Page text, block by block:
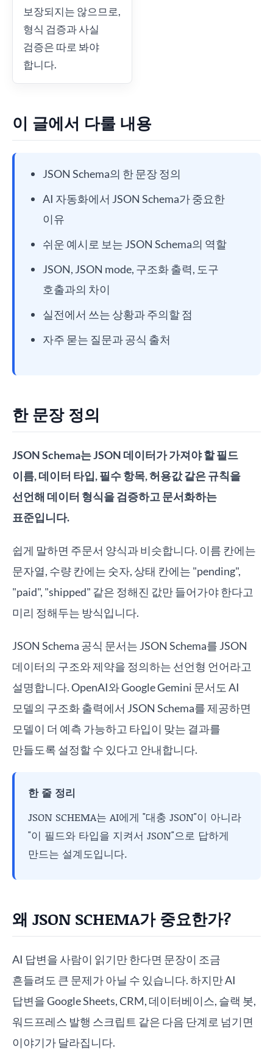
보장되지는 않으므로,
형식 검증과 사실
검증은 따로 봐야
합니다.
이 글에서 다룰 내용
JSON Schema의 한 문장 정의
AI 자동화에서 JSON Schema가 중요한
이유
쉬운 예시로 보는 JSON Schema의 역할
JSON, JSON mode, 구조화 출력, 도구
호출과의 차이
실전에서 쓰는 상황과 주의할 점
자주 묻는 질문과 공식 출처
한 문장 정의
JSON Schema는 JSON 데이터가 가져야 할 필드
이름, 데이터 타입, 필수 항목, 허용값 같은 규칙을
선언해 데이터 형식을 검증하고 문서화하는
표준입니다.
쉽게 말하면 주문서 양식과 비슷합니다. 이름 칸에는
문자열, 수량 칸에는 숫자, 상태 칸에는 "pending",
"paid", "shipped" 같은 정해진 값만 들어가야 한다고
미리 정해두는 방식입니다.
JSON Schema 공식 문서는 JSON Schema를 JSON
데이터의 구조와 제약을 정의하는 선언형 언어라고
설명합니다. OpenAI와 Google Gemini 문서도 AI
모델의 구조화 출력에서 JSON Schema를 제공하면
모델이 더 예측 가능하고 타입이 맞는 결과를
만들도록 설정할 수 있다고 안내합니다.
한 줄 정리
JSON SCHEMA는 AI에게 "대충 JSON"이 아니라
"이 필드와 타입을 지켜서 JSON"으로 답하게
만드는 설계도입니다.
왜 JSON SCHEMA가 중요한가?
AI 답변을 사람이 읽기만 한다면 문장이 조금
흔들려도 큰 문제가 아닐 수 있습니다. 하지만 AI
답변을 Google Sheets, CRM, 데이터베이스, 슬랙 봇,
워드프레스 발행 스크립트 같은 다음 단계로 넘기면
이야기가 달라집니다.